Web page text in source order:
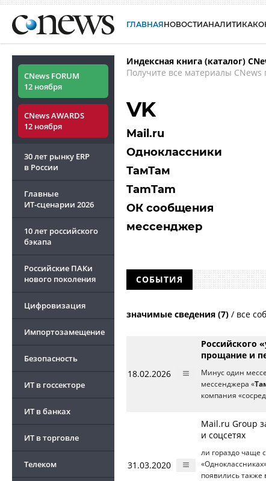
ГЛАВНАЯНОВОСТИАНАЛИТИКА
CNews FORUM
12 ноября
CNews AWARDS
12 ноября
30 лет рынку ERP
в России
Главные
ИТ-сценарии 2026
10 лет российского
бэкапа
Российские ПАКи
нового поколения
Цифровизация
Импортозамещение
Безопасность
ИТ в госсекторе
ИТ в банках
ИТ в торговле
Телеком
Индексная книга (каталог)
Получите все материалы CNews
VK
Mail.ru
Одноклассники
ТамТам
TamTam
ОК сообщения
мессенджер
СОБЫТИЯ
значимые сведения (7) / все
18.02.2026
Российского
прощание и
Минус один
мессенджера «
компания
31.03.2020
Mail.ru Group
и соцсетях
ли гораздо чаще
появились также